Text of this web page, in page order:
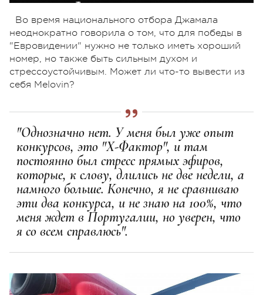
Во время национального отбора Джамала
неоднократно говорила о том, что для победы в
"Евровидении" нужно не только иметь хороший
номер, но также быть сильным духом и
стрессоустойчивым. Может ли что-то вывести из
себя Melovin?
"Однозначно нет. У меня был уже опыт
конкурсов, это "Х-Фактор", и там
постоянно был стресс прямых эфиров,
которые, к слову, длились не две недели, а
намного больше. Конечно, я не сравниваю
эти два конкурса, и не знаю на 100%, что
меня ждет в Португалии, но уверен, что
я со всем справлюсь".